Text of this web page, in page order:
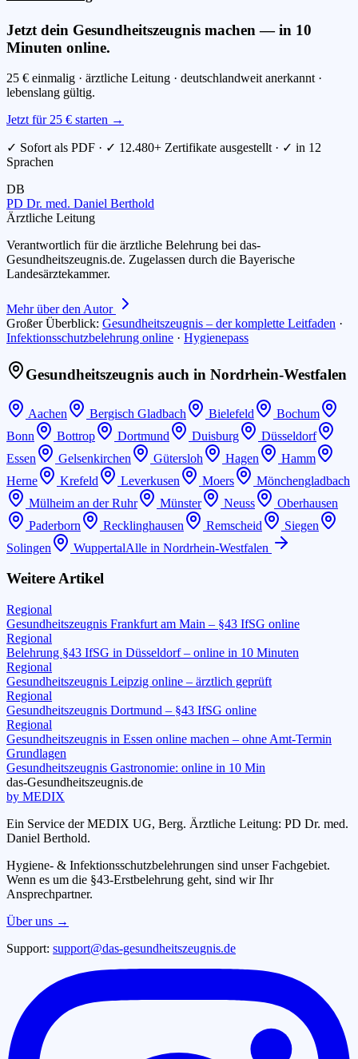
Jetzt dein Gesundheitszeugnis machen — in 10
Minuten online.
25 € einmalig · ärztliche Leitung · deutschlandweit anerkannt ·
lebenslang gültig.
Jetzt für 25 € starten →
✓ Sofort als PDF · ✓ 12.480+ Zertifikate ausgestellt · ✓ in 12
Sprachen
DB
PD Dr. med. Daniel Berthold
Ärztliche Leitung
Verantwortlich für die ärztliche Belehrung bei das-
Gesundheitszeugnis.de. Zugelassen durch die Bayerische
Landesärztekammer.
Mehr über den Autor
Großer Überblick: Gesundheitszeugnis – der komplette Leitfaden ·
Infektionsschutzbelehrung online · Hygienepass
Gesundheitszeugnis auch in Nordrhein-Westfalen
Aachen Bergisch Gladbach Bielefeld
Bochum
Bonn
Bottrop Dortmund Duisburg
Düsseldorf
Essen
Gelsenkirchen Gütersloh Hagen
Hamm
Herne
Krefeld Leverkusen Moers
Mönchengladbach
Mülheim an der Ruhr
Münster Neuss
Oberhausen
Paderborn
Recklinghausen Remscheid
Siegen
Solingen
WuppertalAlle in Nordrhein-Westfalen
Weitere Artikel
Regional
Gesundheitszeugnis Frankfurt am Main – §43 IfSG online
Regional
Belehrung §43 IfSG in Düsseldorf – online in 10 Minuten
Regional
Gesundheitszeugnis Leipzig online – ärztlich geprüft
Regional
Gesundheitszeugnis Dortmund – §43 IfSG online
Regional
Gesundheitszeugnis in Essen online machen – ohne Amt-Termin
Grundlagen
Gesundheitszeugnis Gastronomie: online in 10 Min
das-Gesundheitszeugnis.de
by MEDIX
Ein Service der MEDIX UG, Berg. Ärztliche Leitung: PD Dr. med.
Daniel Berthold.
Hygiene- & Infektionsschutzbelehrungen sind unser Fachgebiet.
Wenn es um die §43-Erstbelehrung geht, sind wir Ihr
Ansprechpartner.
Über uns →
Support: support@das-gesundheitszeugnis.de